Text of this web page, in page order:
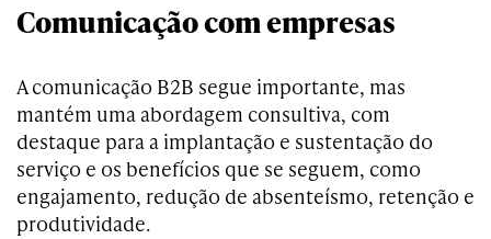
Comunicação com empresas
A comunicação B2B segue importante, mas
mantém uma abordagem consultiva, com
destaque para a implantação e sustentação do
serviço e os benefícios que se seguem, como
engajamento, redução de absenteísmo, retenção e
produtividade.